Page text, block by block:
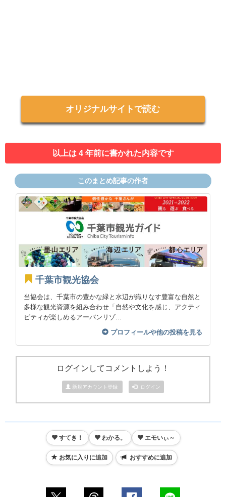
オリジナルサイトで読む
以上は 4 年前に書かれた内容です
このまとめ記事の作者
千葉市観光協会
当協会は、千葉市の豊かな緑と水辺が織りなす豊富な自然と
多様な観光資源を組み合わせ「自然や文化を感じ、アクティ
ビティが楽しめるアーバンリゾ...
プロフィールや他の投稿を見る
ログインしてコメントしよう！
新規アカウント登録 ログイン
すてき！ わかる。 エモいぃ～
お気に入りに追加 おすすめに追加